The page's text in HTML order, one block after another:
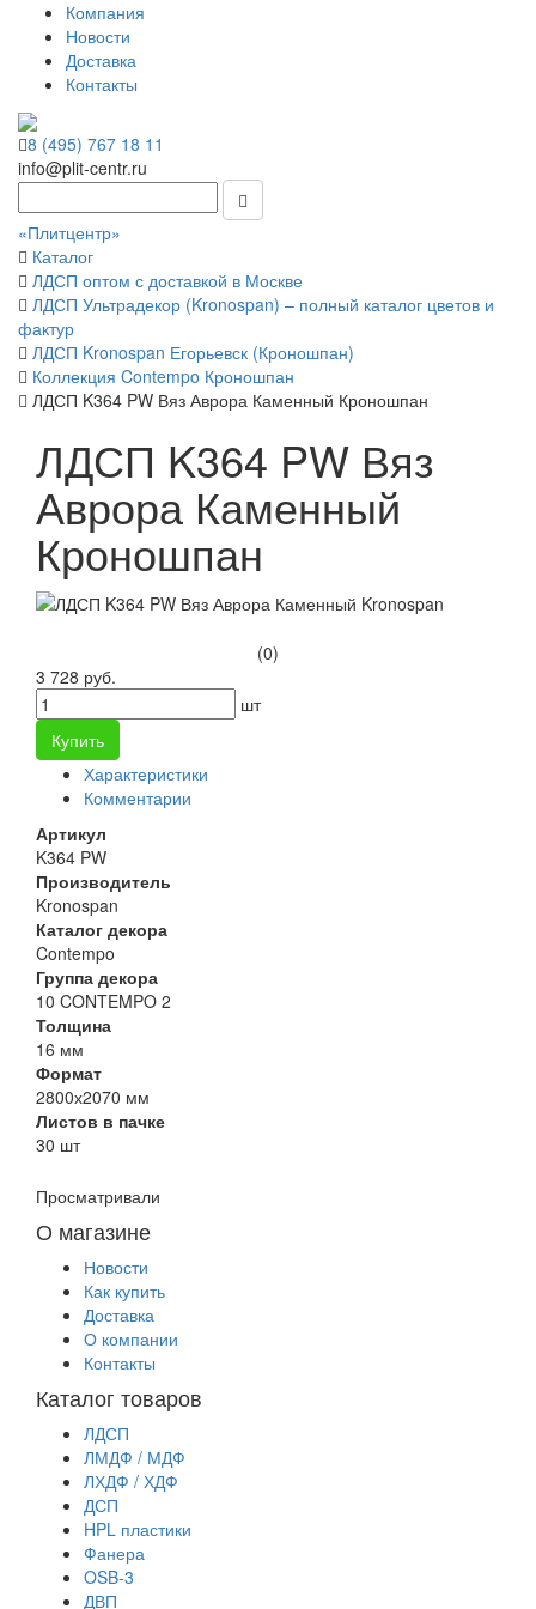
Компания
Новости
Доставка
Контакты
8 (495) 767 18 11
info@plit-centr.ru
«Плитцентр»
Каталог
ЛДСП оптом с доставкой в Москве
ЛДСП Ультрадекор (Kronospan) – полный каталог цветов и
фактур
ЛДСП Kronospan Егорьевск (Кроношпан)
Коллекция Contempo Кроношпан
ЛДСП K364 PW Вяз Аврора Каменный Кроношпан
ЛДСП K364 PW Вяз
Аврора Каменный
Кроношпан
(0)
3 728 руб.
шт
Купить
Характеристики
Комментарии
Артикул
K364 PW
Производитель
Kronospan
Каталог декора
Contempo
Группа декора
10 CONTEMPO 2
Толщина
16 мм
Формат
2800х2070 мм
Листов в пачке
30 шт
Просматривали
О магазине
Новости
Как купить
Доставка
О компании
Контакты
Каталог товаров
ЛДСП
ЛМДФ / МДФ
ЛХДФ / ХДФ
ДСП
HPL пластики
Фанера
OSB-3
ДВП